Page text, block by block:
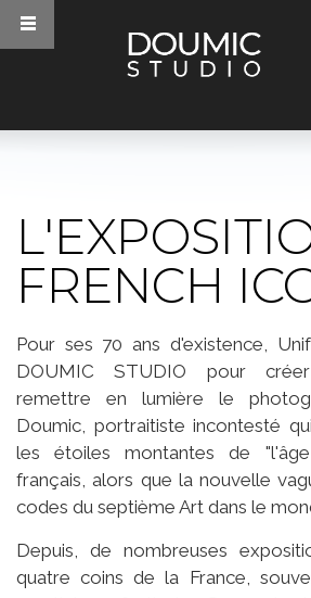
Aller au contenu principal
Vous êtes ici
FRENCH
Pour ses 70 ans d'existence,
DOUMIC STUDIO pour
remettre en lumière le
Doumic, portraitiste incontesté
les étoiles montantes de
français, alors que la nouvelle
codes du septième Art dans le
Depuis, de nombreuses
quatre coins de la France,